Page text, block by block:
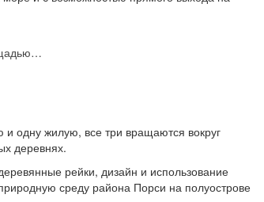
одну жилую, все три вращаются вокруг
деревнях.
рейки, дизайн и использование
среду района Порси на полуострове